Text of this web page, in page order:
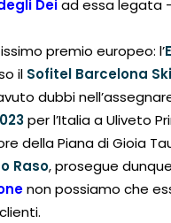
Deiad essa legata
premio europeo: l’
il Sofitel Barcelona
dubbi
per l’Italia a Uliveto
della Piana di Gioia
Raso, prosegue
non possiamo che